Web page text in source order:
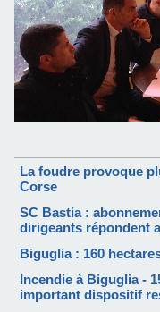
La foudre provoque
Corse
SC Bastia :
dirigeants répondent
Biguglia : 160
Incendie à Biguglia -
important dispositif